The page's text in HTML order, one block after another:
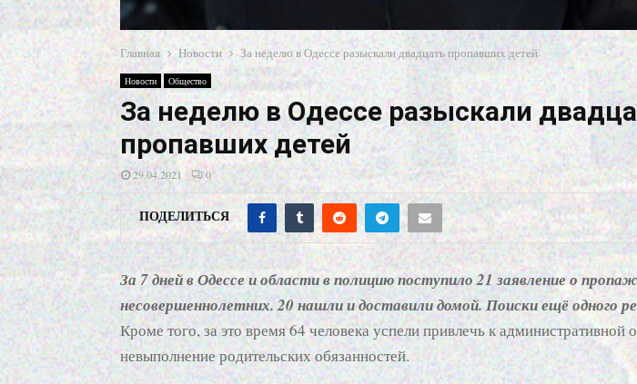
Главная Новости За неделю в Одессе разыскали двадцать пропавших детей
Новости Общество
За неделю в Одессе разыскали
пропавших детей
29.04.2021 0
ПОДЕЛИТЬСЯ
За 7 дней в Одессе и области в полицию поступило 21 заявление о
несовершеннолетних. 20 нашли и доставили домой. Поиски ещё одного
Кроме того, за это время 64 человека успели привлечь к административной
невыполнение родительских обязанностей.